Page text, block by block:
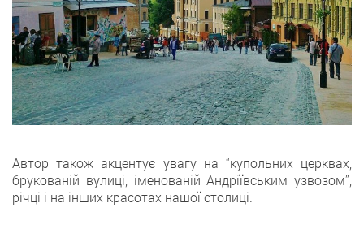
Автор також акцентує увагу на “купольних церквах,
брукованій вулиці, іменованій Андріївським узвозом”,
річці і на інших красотах нашої столиці.